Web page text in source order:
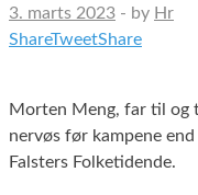
3. marts 2023 - by Hr
ShareTweetShare
Morten Meng, far til og
nervøs før kampene
Falsters Folketidende.